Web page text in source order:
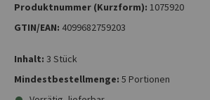
Produktnummer (Kurzform): 1075920
GTIN/EAN: 4099682759203
Inhalt: 3 Stück
Mindestbestellmenge: 5 Portionen